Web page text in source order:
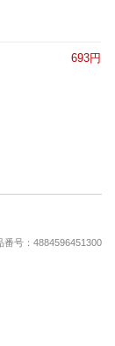
693円
番号：4884596451300